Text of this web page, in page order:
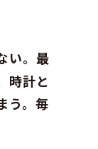
い。最
時計と
う。毎